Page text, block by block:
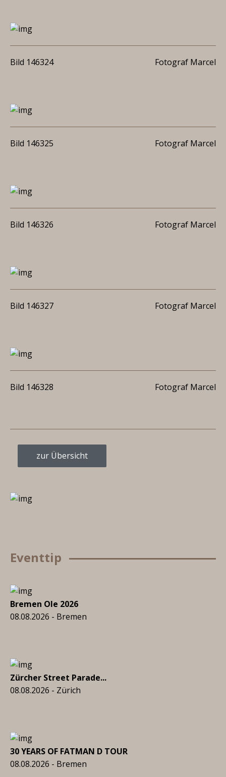
Bild 146324 Fotograf Marcel
Bild 146325 Fotograf Marcel
Bild 146326 Fotograf Marcel
Bild 146327 Fotograf Marcel
Bild 146328 Fotograf Marcel
zur Übersicht
Eventtip
Bremen Ole 2026
08.08.2026 - Bremen
Zürcher Street Parade...
08.08.2026 - Zürich
30 YEARS OF FATMAN D TOUR
08.08.2026 - Bremen